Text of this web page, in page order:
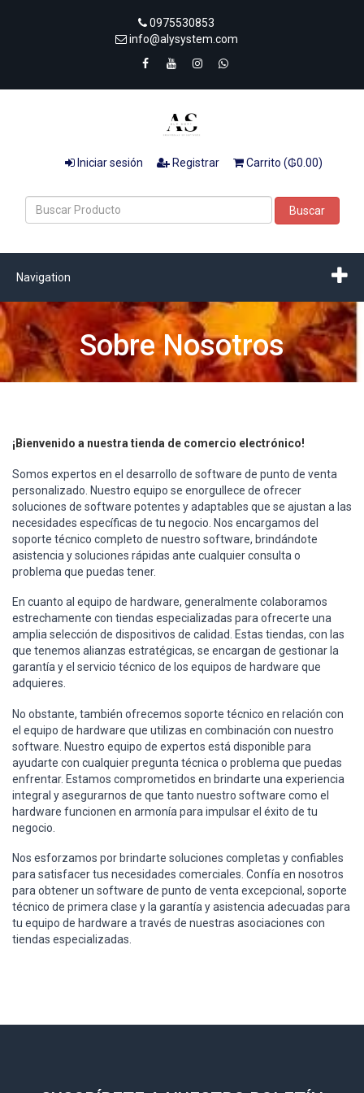
0975530853
info@alysystem.com
Iniciar sesión Registrar Carrito (₲0.00)
Buscar
Navigation
Sobre Nosotros
¡Bienvenido a nuestra tienda de comercio electrónico!
Somos expertos en el desarrollo de software de punto de venta
personalizado. Nuestro equipo se enorgullece de ofrecer
soluciones de software potentes y adaptables que se ajustan a las
necesidades específicas de tu negocio. Nos encargamos del
soporte técnico completo de nuestro software, brindándote
asistencia y soluciones rápidas ante cualquier consulta o
problema que puedas tener.
En cuanto al equipo de hardware, generalmente colaboramos
estrechamente con tiendas especializadas para ofrecerte una
amplia selección de dispositivos de calidad. Estas tiendas, con las
que tenemos alianzas estratégicas, se encargan de gestionar la
garantía y el servicio técnico de los equipos de hardware que
adquieres.
No obstante, también ofrecemos soporte técnico en relación con
el equipo de hardware que utilizas en combinación con nuestro
software. Nuestro equipo de expertos está disponible para
ayudarte con cualquier pregunta técnica o problema que puedas
enfrentar. Estamos comprometidos en brindarte una experiencia
integral y asegurarnos de que tanto nuestro software como el
hardware funcionen en armonía para impulsar el éxito de tu
negocio.
Nos esforzamos por brindarte soluciones completas y confiables
para satisfacer tus necesidades comerciales. Confía en nosotros
para obtener un software de punto de venta excepcional, soporte
técnico de primera clase y la garantía y asistencia adecuadas para
tu equipo de hardware a través de nuestras asociaciones con
tiendas especializadas.